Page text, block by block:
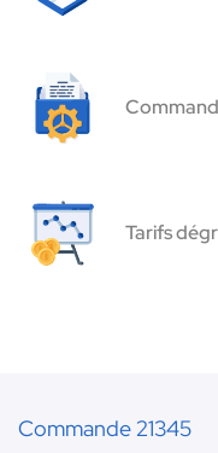
Tarifs
Commande 21345